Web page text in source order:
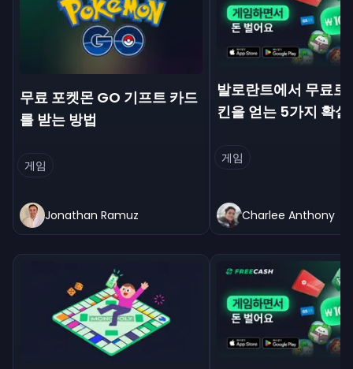
무료 포켓몬 GO 기프트 카드
를 받는 방법
게임
Jonathan Ramuz
발로란트에서 무료로
킨을 얻는 5가지 확
게임
Charlee Anthony